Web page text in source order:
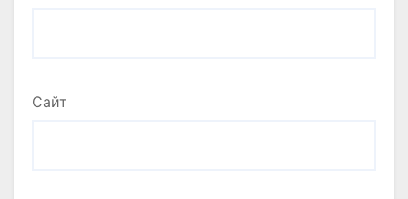
Сайт